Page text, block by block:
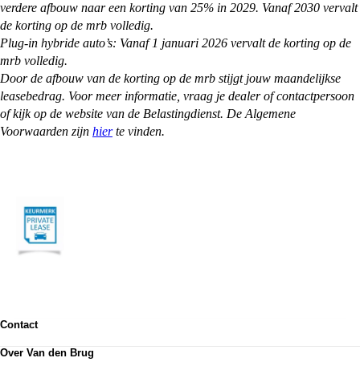
verdere afbouw naar een korting van 25% in 2029. Vanaf 2030 vervalt
de korting op de mrb volledig.
Plug-in hybride auto’s: Vanaf 1 januari 2026 vervalt de korting op de
mrb volledig.
Door de afbouw van de korting op de mrb stijgt jouw maandelijkse
leasebedrag. Voor meer informatie, vraag je dealer of contactpersoon
of kijk op de website van de Belastingdienst. De Algemene
Voorwaarden zijn hierte vinden.
Contact
Vestigingen
Over Van den Brug